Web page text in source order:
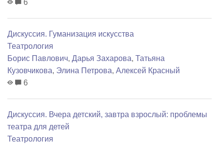
6
Дискуссия. Гуманизация искусства
Театрология
Борис Павлович, Дарья Захарова, Татьяна
Кузовчикова, Элина Петрова, Алексей Красный
6
Дискуссия. Вчера детский, завтра взрослый: проблемы
театра для детей
Театрология